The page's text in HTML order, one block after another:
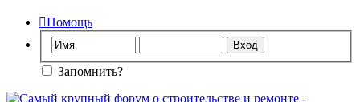
Помощь
Запомнить?